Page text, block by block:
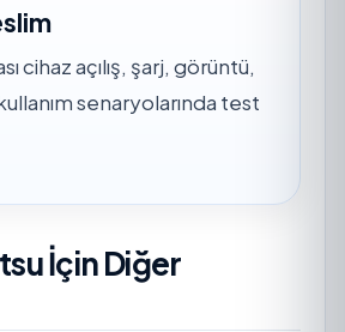
cihaz açılış, şarj, görüntü,
senaryolarında test
İçin Diğer